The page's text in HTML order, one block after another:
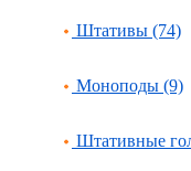
Штативы (74)
Моноподы (9)
Штативные